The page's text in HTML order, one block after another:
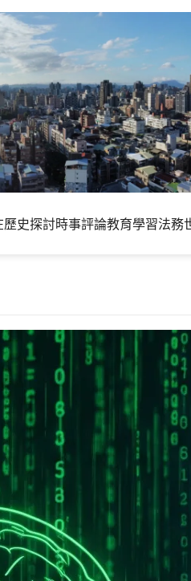
歷史探討時事評論教育學習法務
》的預言：AI時代需要
2025 年 9 月 1 日
Matrix 這系列電影，真的是
終結者系列電影…